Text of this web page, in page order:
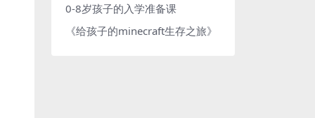
0-8岁孩子的入学准备课
《给孩子的minecraft生存之旅》